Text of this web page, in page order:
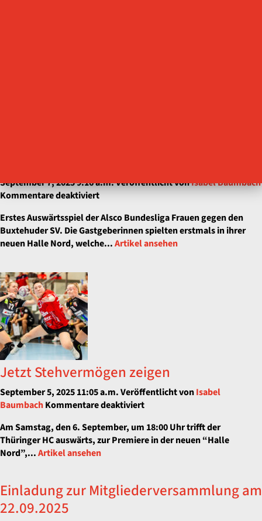
September 7, 2025 9:16 a.m.Veröffentlicht vonIsabel Baumbach
Kommentare deaktiviertfür
im
Norden
Erstes Auswärtsspiel der Alsco Bundesliga Frauen gegen den
Buxtehuder SV. Die Gastgeberinnen spielten erstmals in ihrer
neuen Halle Nord, welche...Artikel ansehen
Jetzt Stehvermögen zeigen
September 5, 2025 11:05 a.m.Veröffentlicht vonIsabel
BaumbachKommentare deaktiviertfür
Stehvermögen
zeigen
Am Samstag, den 6. September, um 18:00 Uhr trifft der
Thüringer HC auswärts, zur Premiere in der neuen “Halle
Nord”,...Artikel ansehen
Einladung zur Mitgliederversammlung am
22.09.2025